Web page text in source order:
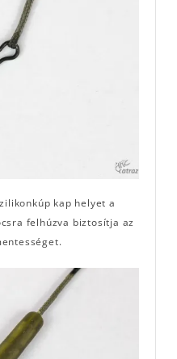
kap helyet a
felhúzva biztosítja az